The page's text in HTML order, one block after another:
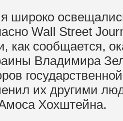
широко
Wall Street
сообщается,
Владимира
их другими
Хохштейна.